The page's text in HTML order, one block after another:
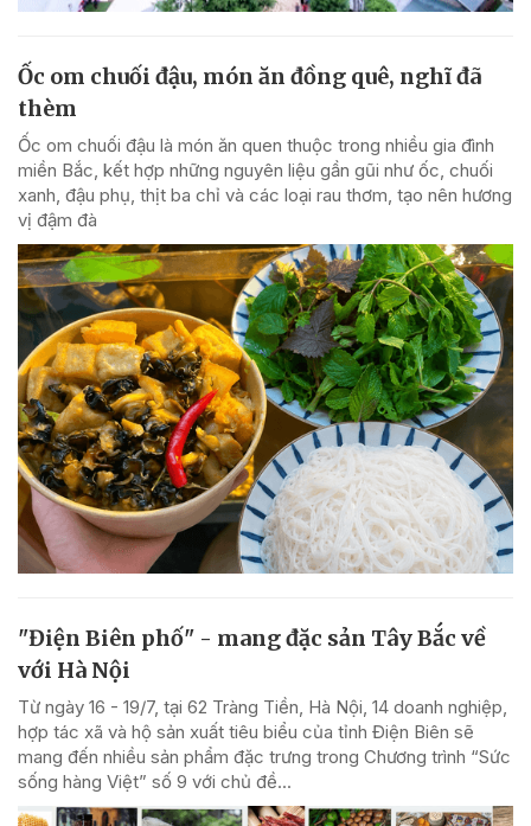
Ốc om chuối đậu, món ăn đồng quê, nghĩ đã
thèm
Ốc om chuối đậu là món ăn quen thuộc trong nhiều gia đình
miền Bắc, kết hợp những nguyên liệu gần gũi như ốc, chuối
xanh, đậu phụ, thịt ba chỉ và các loại rau thơm, tạo nên hương
vị đậm đà
"Điện Biên phố" - mang đặc sản Tây Bắc về
với Hà Nội
Từ ngày 16 - 19/7, tại 62 Tràng Tiền, Hà Nội, 14 doanh nghiệp,
hợp tác xã và hộ sản xuất tiêu biểu của tỉnh Điện Biên sẽ
mang đến nhiều sản phẩm đặc trưng trong Chương trình “Sức
sống hàng Việt” số 9 với chủ đề...